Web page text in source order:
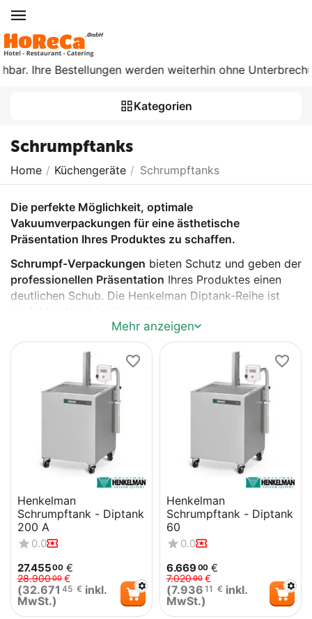
Ihre Bestellungen werden weiterhin ohne
Kategorien
Schrumpftanks
Home / Küchengeräte / Schrumpftanks
Die perfekte Möglichkeit, optimale
Vakuumverpackungen für eine ästhetische
Präsentation Ihres Produktes zu schaffen.
Schrumpf-Verpackungen bieten Schutz und geben der
professionellen Präsentation Ihres Produktes einen
deutlichen Schub. Die Henkelman Diptank-Reihe ist
Vakuumverpackungsmaschine. Die Diptank-Reihe von
Henkelman bietet ein hervorragendes Werkzeug zur
Verbesserung Ihrer Produktpräsentation. Verwenden
Sie einen Diptank in Kombination mit einer unserer
Vakuumverpackungsmaschinen
für das beste
Verpackungsergebnis.
Mehr anzeigen
Henkelman
Schrumpftank - Diptank
200 A
0.0
27.45500 €
28.90000 €
(32.671 45 € inkl.
MwSt.)
Henkelman
Schrumpftank - Diptank
60
0.0
6.66900 €
7.02000 €
(7.936 11 € inkl.
MwSt.)